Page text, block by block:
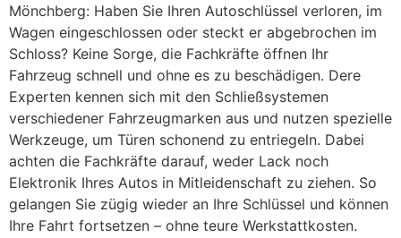
Mönchberg: Haben Sie Ihren Autoschlüssel verloren, im
Wagen eingeschlossen oder steckt er abgebrochen im
Schloss? Keine Sorge, die Fachkräfte öffnen Ihr
Fahrzeug schnell und ohne es zu beschädigen. Dere
Experten kennen sich mit den Schließsystemen
verschiedener Fahrzeugmarken aus und nutzen spezielle
Werkzeuge, um Türen schonend zu entriegeln. Dabei
achten die Fachkräfte darauf, weder Lack noch
Elektronik Ihres Autos in Mitleidenschaft zu ziehen. So
gelangen Sie zügig wieder an Ihre Schlüssel und können
Ihre Fahrt fortsetzen – ohne teure Werkstattkosten.